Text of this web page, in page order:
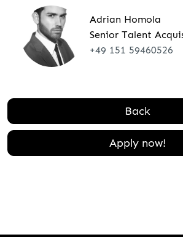
Adrian Homola
Senior Talent
+49 151 59460526
Back
Apply now!